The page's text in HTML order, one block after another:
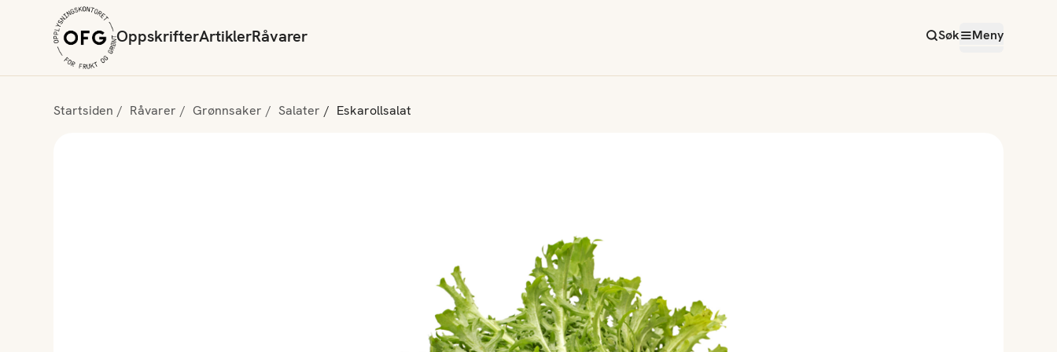
OppskrifterArtiklerRåvarer Søk Meny
Startsiden Råvarer Grønnsaker Salater Eskarollsalat